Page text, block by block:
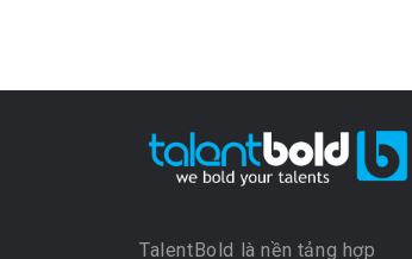
TalentBold là nền tảng hợp